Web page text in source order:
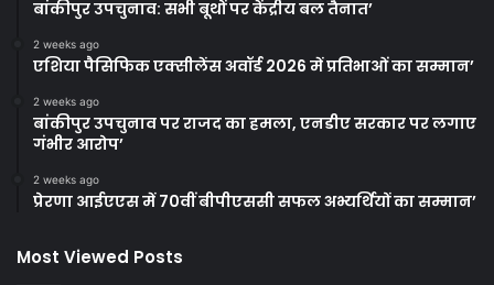
बांकीपुर उपचुनाव: सभी बूथों पर केंद्रीय बल तैनात’
2 weeks ago
एशिया पैसिफिक एक्सीलेंस अवॉर्ड 2026 में प्रतिभाओं का सम्मान’
2 weeks ago
बांकीपुर उपचुनाव पर राजद का हमला, एनडीए सरकार पर लगाए
गंभीर आरोप’
2 weeks ago
प्रेरणा आईएएस में 70वीं बीपीएससी सफल अभ्यर्थियों का सम्मान’
Most Viewed Posts